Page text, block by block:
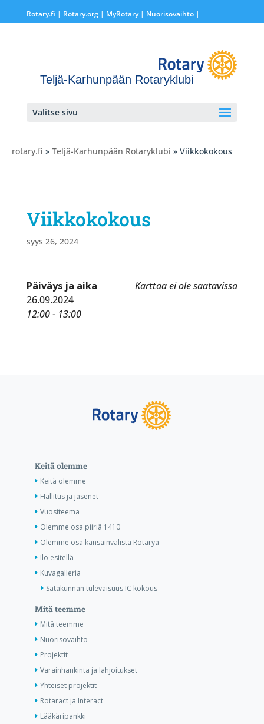
Rotary.fi | Rotary.org| MyRotary | Nuorisovaihto|
Teljä-Karhunpään Rotaryklubi
Valitse sivu
rotary.fi » Teljä-Karhunpään Rotaryklubi » Viikkokokous
Viikkokokous
syys 26, 2024
Karttaa ei ole saatavissa
Päiväys ja aika
26.09.2024
12:00 - 13:00
Keitä olemme
Keitä olemme
Hallitus ja jäsenet
Vuositeema
Olemme osa piiriä 1410
Olemme osa kansainvälistä Rotarya
Ilo esitellä
Kuvagalleria
Satakunnan tulevaisuus IC kokous
Mitä teemme
Mitä teemme
Nuorisovaihto
Projektit
Varainhankinta ja lahjoitukset
Yhteiset projektit
Rotaract ja Interact
Lääkäripankki